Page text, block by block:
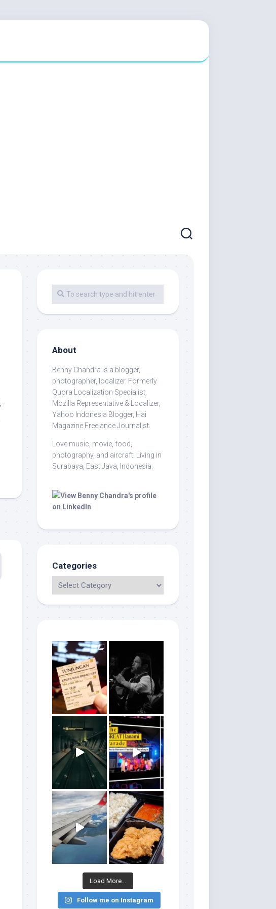
,
About
Benny Chandra is a blogger,
photographer, localizer. Formerly
Quora Localization Specialist,
Mozilla Representative & Localizer,
Yahoo Indonesia Blogger, Hai
Magazine Freelance Journalist.
Love music, movie, food,
photography, and aircraft. Living in
Surabaya, East Java, Indonesia.
Categories
Load More...
Follow me on Instagram